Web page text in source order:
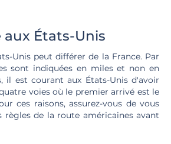
États-Unis
Unis peut différer de la France. Par
sont indiquées en miles et non en
il est courant aux États-Unis d'avoir
voies où le premier arrivé est le
ces raisons, assurez-vous de vous
règles de la route américaines avant